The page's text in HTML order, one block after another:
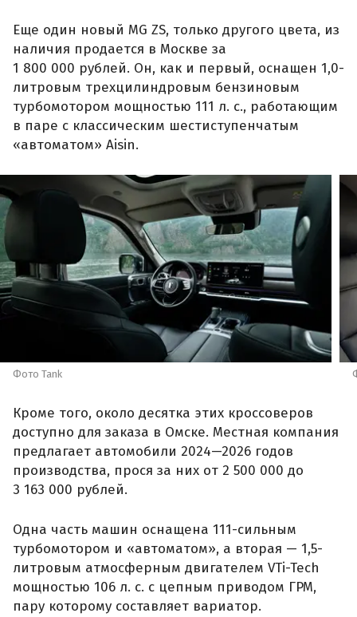
Еще один новый MG ZS, только другого цвета, из
наличия продается в Москве за
1 800 000 рублей. Он, как и первый, оснащен 1,0-
литровым трехцилиндровым бензиновым
турбомотором мощностью 111 л. с., работающим
в паре с классическим шестиступенчатым
«автоматом» Aisin.
Фото Tank
Кроме того, около десятка этих кроссоверов
доступно для заказа в Омске. Местная компания
предлагает автомобили 2024—2026 годов
производства, прося за них от 2 500 000 до
3 163 000 рублей.
Одна часть машин оснащена 111-сильным
турбомотором и «автоматом», а вторая — 1,5-
литровым атмосферным двигателем VTi-Tech
мощностью 106 л. с. с цепным приводом ГРМ,
пару которому составляет вариатор.